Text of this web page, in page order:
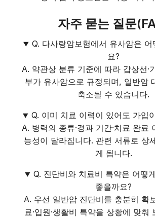
자주 묻는 질문
Q. 다사랑암보험에서 유사암은
요?
A. 약관상 분류 기준에 따라 갑상선·
부가 유사암으로 규정되며, 일반암
축소될 수 있습니다.
Q. 이미 치료 이력이 있어도 가입
A. 병력의 종류·경과 기간·치료 완료
능성이 달라집니다. 관련 서류로 상
게 됩니다.
Q. 진단비와 치료비 특약은 어떻
좋을까요?
A. 우선 일반암 진단비를 충분히 확
료·입원·생활비 특약을 상황에 맞춰